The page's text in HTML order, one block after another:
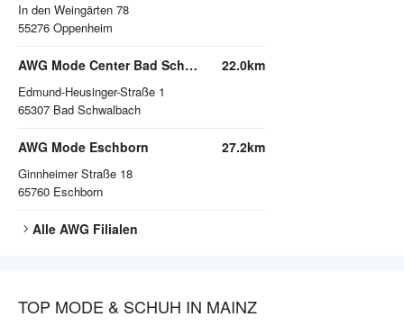
In den Weingärten 78
55276 Oppenheim
AWG Mode Center Bad Schwalbach
Edmund-Heusinger-Straße 1
65307 Bad Schwalbach
22.0km
AWG Mode Eschborn
Ginnheimer Straße 18
65760 Eschborn
27.2km
Alle AWG Filialen
TOP MODE & SCHUH IN MAINZ